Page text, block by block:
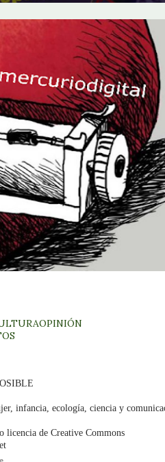
OPINIÓN
infancia, ecología, ciencia y
de Creative Commons